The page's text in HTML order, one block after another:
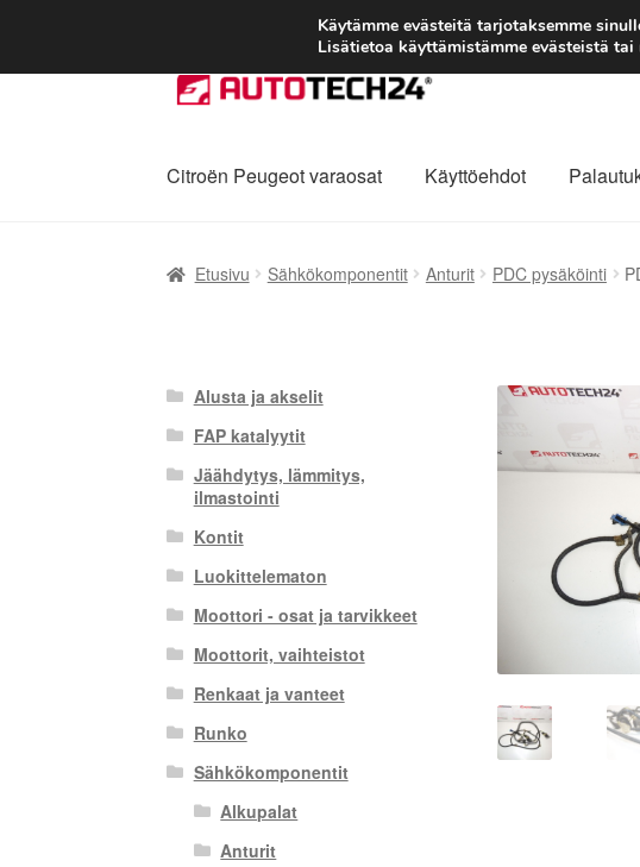
Siirry
navigointiin
Siirry
sisältöön
Citroën Peugeot varaosat Käyttöehdot
Etusivu Sähkökomponentit Anturit PDC pysäköinti
Alusta ja akselit
FAP katalyytit
Jäähdytys, lämmitys,
ilmastointi
Kontit
Luokittelematon
Moottori - osat ja tarvikkeet
Moottorit, vaihteistot
Renkaat ja vanteet
Runko
Sähkökomponentit
Alkupalat
Anturit
Käytämme evästeitä tarjotaksemme
Lisätietoa käyttämistämme evästeistä